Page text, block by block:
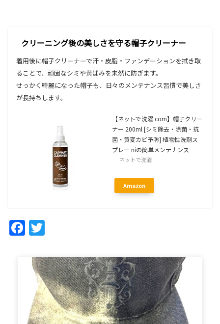
クリーニング後の美しさを守る帽子クリーナー
着用後に帽子クリーナーで汗・皮脂・ファンデーションを拭き取
ることで、頑固なシミや黄ばみを未然に防ぎます。
せっかく綺麗になった帽子も、日々のメンテナンス習慣で美しさ
が長持ちします。
【ネットで洗濯.com】帽子クリー
ナー 200ml [シミ除去・除菌・抗
菌・黄変カビ予防] 植物性洗剤ス
プレー niの簡単メンテナンス
ネットで洗濯
Amazon
Facebook